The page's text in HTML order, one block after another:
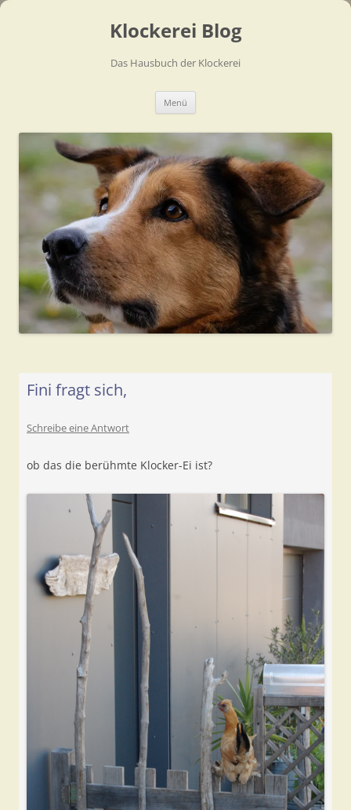
Klockerei Blog
Das Hausbuch der Klockerei
Menü
Fini fragt sich,
Schreibe eine Antwort
ob das die berühmte Klocker-Ei ist?